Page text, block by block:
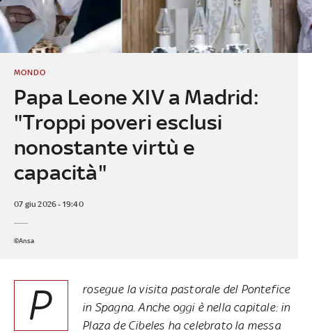
Papa Leone XIV a Madrid:
"Troppi poveri esclusi
nonostante virtù e
capacità"
MONDO
07 giu 2026 - 19:40
©Ansa
P
rosegue la visita pastorale del Pontefice
in Spagna. Anche oggi è nella capitale: in
Plaza de Cibeles ha celebrato la messa